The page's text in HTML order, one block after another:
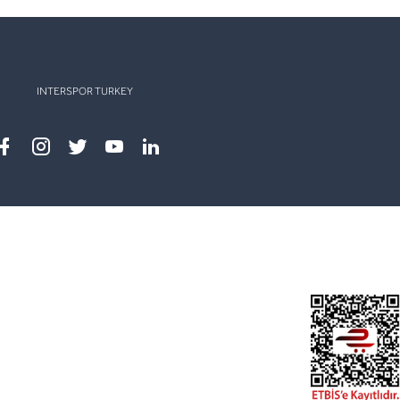
INTERSPOR TURKEY